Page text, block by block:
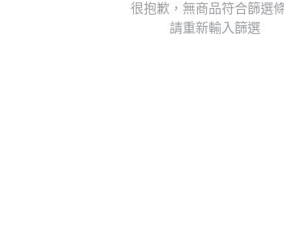
很抱歉，無商品符合篩選
請重新輸入篩選